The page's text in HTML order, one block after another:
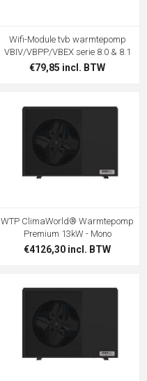
Wifi-Module tvb warmtepomp
VBIV/VBPP/VBEX serie 8.0 & 8.1
€79,85 incl. BTW
WTP ClimaWorld® Warmtepomp
Premium 13kW - Mono
€4126,30 incl. BTW